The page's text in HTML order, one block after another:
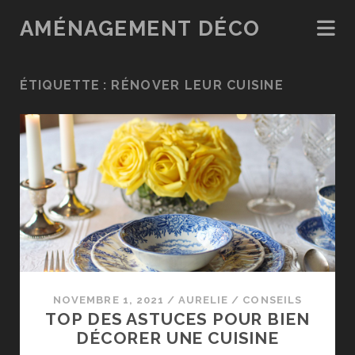
AMÉNAGEMENT DÉCO
ÉTIQUETTE : RÉNOVER LEUR CUISINE
NOVEMBRE 1, 2021 /AURELIE / CONSEILS
TOP DES ASTUCES POUR BIEN
DÉCORER UNE CUISINE